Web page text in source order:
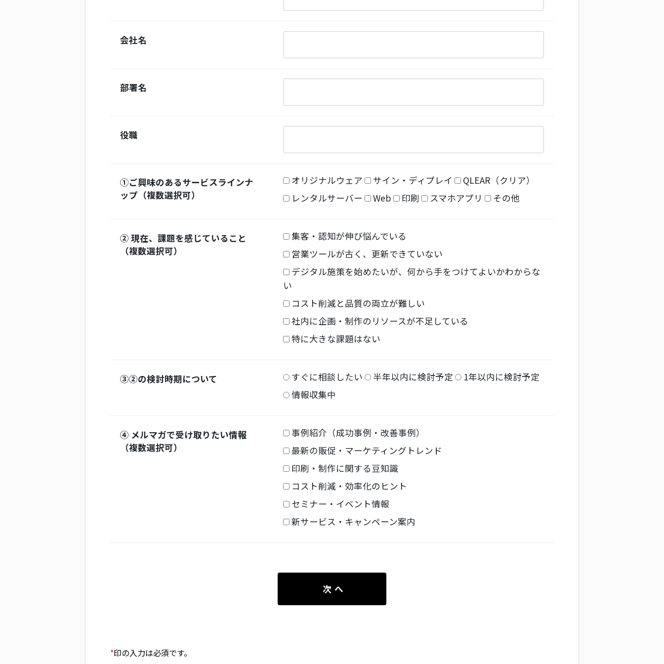
会社名
部署名
役職
①ご興味のあるサービスラインナ
ップ（複数選択可）
オリジナルウェア サイン・ディプレイ
QLEAR（クリア）
レンタルサーバー
Web 印刷 スマホアプリ その他
② 現在、課題を感じていること
（複数選択可）
集客・認知が伸び悩んでいる
営業ツールが古く、更新できていない
デジタル施策を始めたいが、何から手をつけてよいかわからな
い
コスト削減と品質の両立が難しい
社内に企画・制作のリソースが不足している
特に大きな課題はない
③②の検討時期について すぐに相談したい 半年以内に検討予定
1年以内に検討予定
情報収集中
④ メルマガで受け取りたい情報
（複数選択可）
事例紹介（成功事例・改善事例）
最新の販促・マーケティングトレンド
印刷・制作に関する豆知識
コスト削減・効率化のヒント
セミナー・イベント情報
新サービス・キャンペーン案内
*印の入力は必須です。